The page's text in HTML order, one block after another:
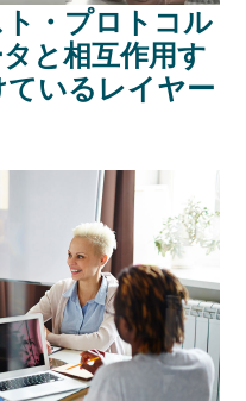
・プロトコル
タと相互作用す
いるレイヤー